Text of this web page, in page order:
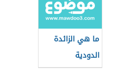
ما هي الزائدة
الدودية